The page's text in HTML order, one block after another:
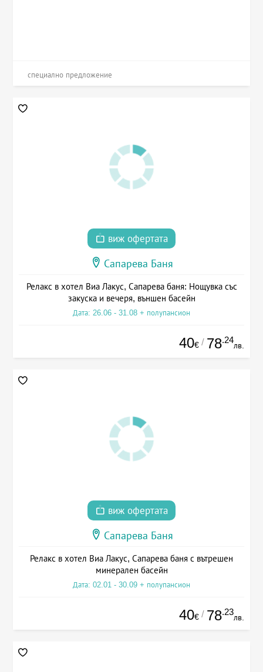
специално предложение
виж офертата
Сапарева Баня
Релакс в хотел Виа Лакус, Сапарева баня: Нощувка със
закуска и вечеря, външен басейн
Дата: 26.06 - 31.08 + полупансион
40€ / 78.24
лв.
виж офертата
Сапарева Баня
Релакс в хотел Виа Лакус, Сапарева баня с вътрешен
минерален басейн
Дата: 02.01 - 30.09 + полупансион
40€ / 78.23
лв.